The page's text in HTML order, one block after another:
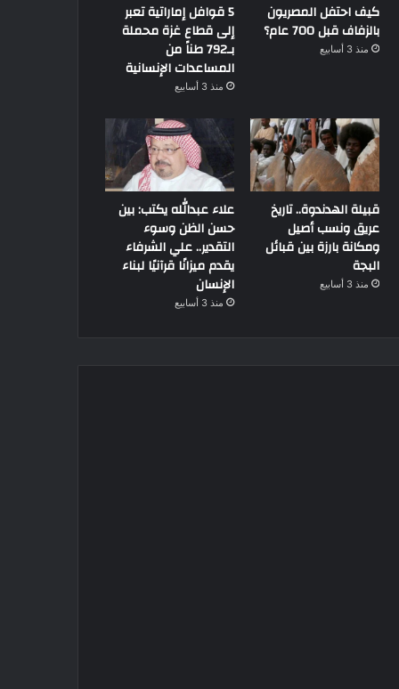
على قبائل
كيف احتفل المصريون
بالزفاف قبل 700 عام؟
منذ 3 أسابيع
5 قوافل إماراتية تعبر
إلى قطاع غزة محملة
بـ792 طناً من
المساعدات الإنسانية
منذ 3 أسابيع
قبيلة الهدندوة.. تاريخ
عريق ونسب أصيل
ومكانة بارزة بين قبائل
البجة
منذ 3 أسابيع
علاء عبدالله يكتب: بين
حسن الظن وسوء
التقدير.. علي الشرفاء
يقدم ميزانًا قرآنيًا لبناء
الإنسان
منذ 3 أسابيع